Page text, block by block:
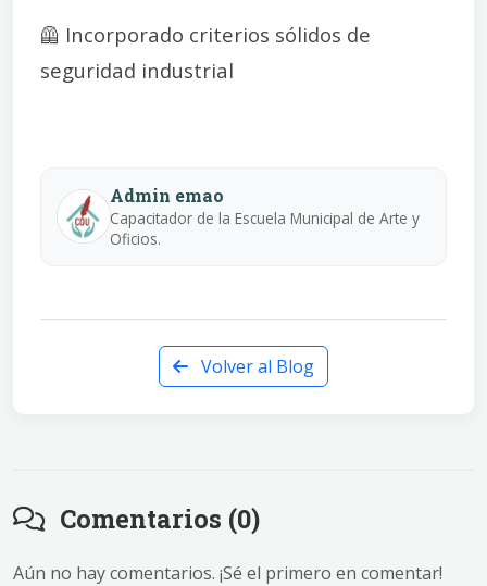
🦺 Incorporado criterios sólidos de
seguridad industrial
Admin emao
Capacitador de la Escuela Municipal de Arte y
Oficios.
Volver al Blog
Comentarios (0)
Aún no hay comentarios. ¡Sé el primero en comentar!